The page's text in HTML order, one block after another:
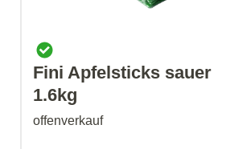
Fini Apfelsticks sauer
1.6kg
offenverkauf